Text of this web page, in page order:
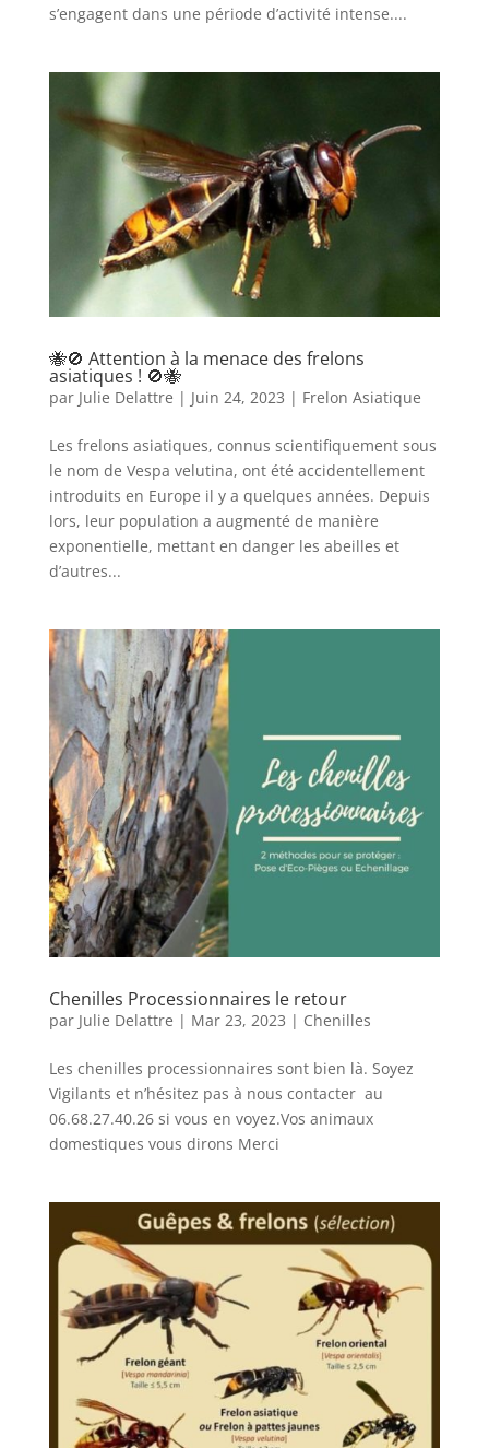
s’engagent dans une période d’activité intense....
🐝🚫 Attention à la menace des frelons
asiatiques ! 🚫🐝
par Julie Delattre | Juin 24, 2023 | Frelon Asiatique
Les frelons asiatiques, connus scientifiquement sous
le nom de Vespa velutina, ont été accidentellement
introduits en Europe il y a quelques années. Depuis
lors, leur population a augmenté de manière
exponentielle, mettant en danger les abeilles et
d’autres...
Chenilles Processionnaires le retour
par Julie Delattre | Mar 23, 2023 | Chenilles
Les chenilles processionnaires sont bien là. Soyez
Vigilants et n’hésitez pas à nous contacter au
06.68.27.40.26 si vous en voyez.Vos animaux
domestiques vous dirons Merci